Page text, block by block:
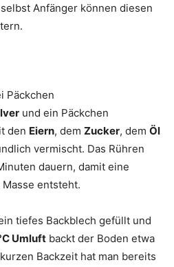
Anfänger können diesen
Päckchen
und ein Päckchen
den Eiern, dem Zucker, dem Öl
vermischt. Das Rühren
dauern, damit eine
entsteht.
tiefes Backblech gefüllt und
Umluft backt der Boden etwa
Backzeit hat man bereits